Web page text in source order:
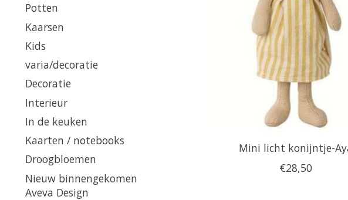
Potten
Kaarsen
Kids
varia/decoratie
Decoratie
Interieur
In de keuken
Kaarten / notebooks
Droogbloemen
Nieuw binnengekomen
Aveva Design
Mini licht konijntje-
€28,50